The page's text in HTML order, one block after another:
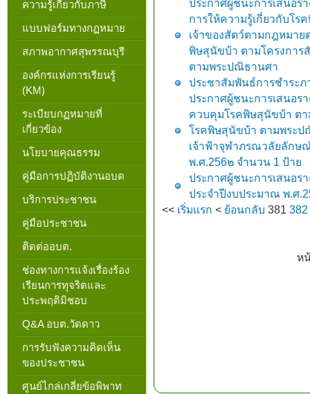
ความรู้เกี่ยวกับภาษี
แบบฟอร์มทางกฏหมาย
สภาพอากาศสุพรรณบุรี
องค์กรแห่งการเรียนรู้
(KM)
ระเบียบกฏหมายที่
เกี่ยวข้อง
นโยบายคุณธรรม
คู่มือการปฏิบัติงานอบต
บริการประชาชน
คู่มือประชาชน
ติดต่ออบต.
ช่องทางการแจ้งเรื่องร้อง
เรียนการทุจริตและ
ประพฤติมิชอบ
Q&A อบต.วัดดาว
การรับฟังความคิดเห็น
ของประชาชน
ศูนย์ไกล่เกลี่ยข้อพิพาท
ประกาศผู้ชนะการเสนอร
การให้ความรู้เกี่ยวกับโ
เจ้าของสัตว์ตามกฎหมา
พิษสุนัขบ้า ตามโครงการ
ตามพระปณิธานศา
ประชาสัมพันธ์การชำระภ
ประกาศผู้ชนะการเสนอร
ควบคุมโรคพิษสุนัขบ้า ต
โรคพิษสุนัขบ้า ตามพระป
เจ้าฟ้าจุฬาภรณวลัยลักษ
พ.ศ.256๒ จำนวน 1 ป้าย
ประกาศผู้ชนะการเสนอร
ประจำปีงบประมาณ พ.ศ
<< เริ่มแรก < ย้อนกลับ 381 382
ห